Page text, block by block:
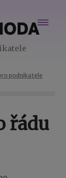
podnikatele
řádu